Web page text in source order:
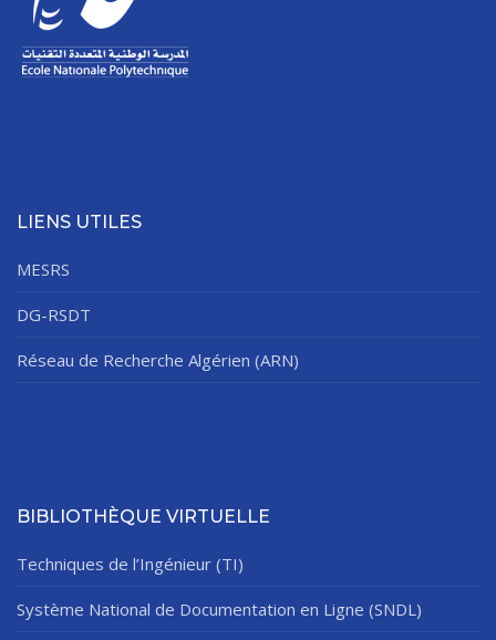
LIENS UTILES
MESRS
DG-RSDT
Réseau de Recherche Algérien (ARN)
BIBLIOTHÈQUE VIRTUELLE
Techniques de l’Ingénieur (TI)
Système National de Documentation en Ligne (SNDL)